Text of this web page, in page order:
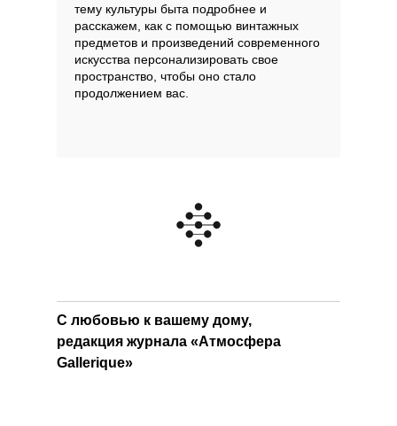
тему культуры быта подробнее и
расскажем, как с помощью винтажных
предметов и произведений современного
искусства персонализировать свое
пространство, чтобы оно стало
продолжением вас.
С любовью к вашему дому,
редакция журнала «Атмосфера
Gallerique»
Декор
Ценность обретения
Купить за 100 000 ₽
Купить за 100 000 ₽